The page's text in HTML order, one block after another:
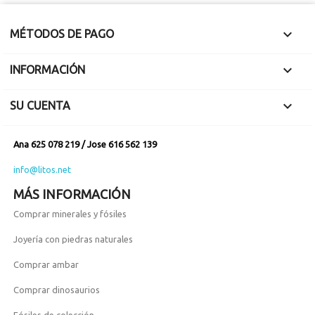
líneas de
MÉTODOS DE PAGO 
INFORMACIÓN 
SU CUENTA 
Ana 625 078 219 / Jose 616 562 139
info@litos.net
MÁS INFORMACIÓN
Comprar minerales y fósiles
Joyería con piedras naturales
Comprar ambar
Comprar dinosaurios